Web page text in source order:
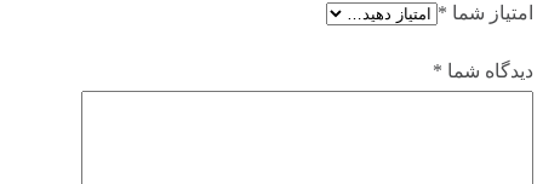
امتیاز شما *
دیدگاه شما *